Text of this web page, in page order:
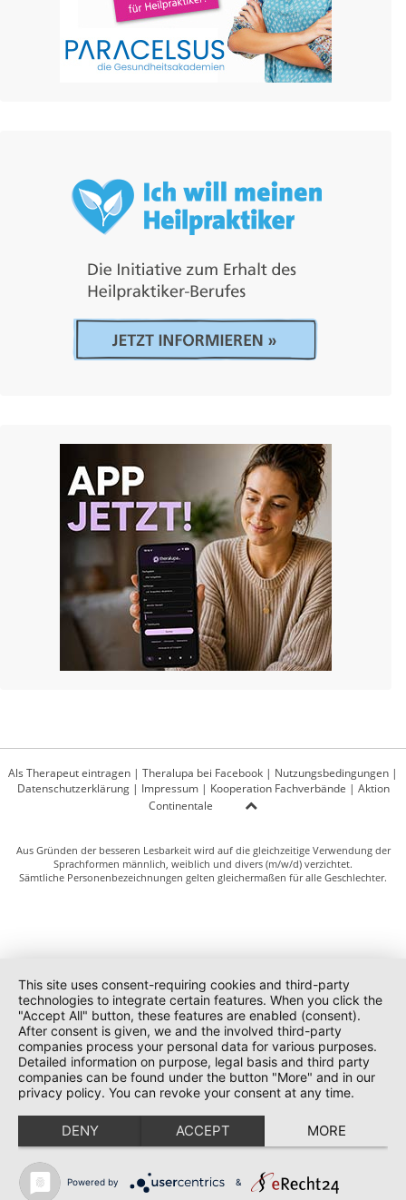
Als Therapeut eintragen | Theralupa bei Facebook | Nutzungsbedingungen |
Datenschutzerklärung| Impressum| Kooperation Fachverbände | Aktion
Continentale
Aus Gründen der besseren Lesbarkeit wird auf die gleichzeitige Verwendung der
Sprachformen männlich, weiblich und divers (m/w/d) verzichtet.
Sämtliche Personenbezeichnungen gelten gleichermaßen für alle Geschlechter.
This site uses consent-requiring cookies and third-party
technologies to integrate certain features. When you click the
"Accept All" button, these features are enabled (consent).
After consent is given, we and the involved third-party
companies process your personal data for various purposes.
Detailed information on purpose, legal basis and third party
companies can be found under the button "More" and in our
privacy policy. You can revoke your consent at any time.
DENY ACCEPT MORE
Powered by &